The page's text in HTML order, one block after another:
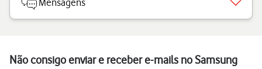
Mensagens
Não consigo enviar e receber e-mails no Samsung